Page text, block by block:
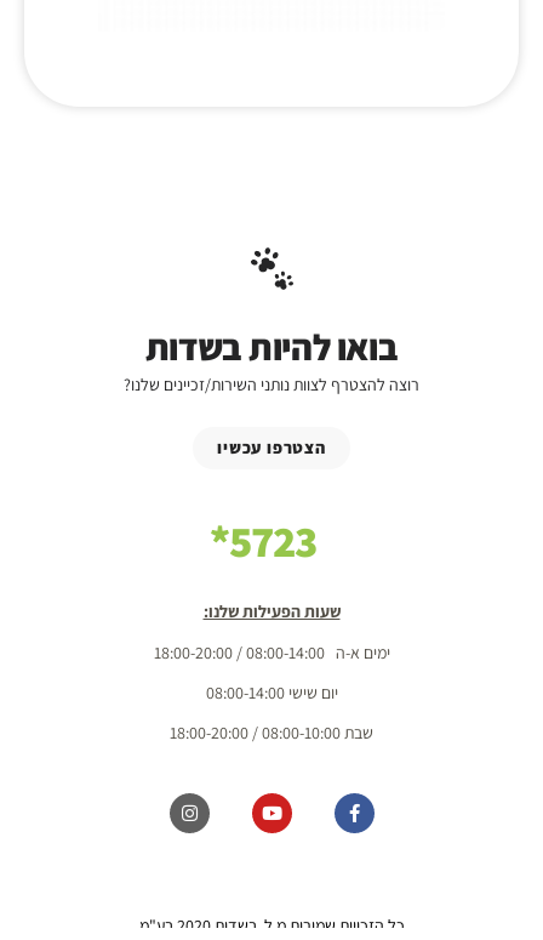
בואו להיות בשדות
רוצה להצטרף לצוות נותני השירות/זכיינים שלנו?
הצטרפו עכשיו
5723*
שעות הפעילות שלנו:
ימים א-ה 08:00-14:00 / 18:00-20:00
יום שישי 08:00-14:00
שבת 08:00-10:00 / 18:00-20:00
כל הזכויות שמורות מ.ל. בשדות 2020 בע"מ